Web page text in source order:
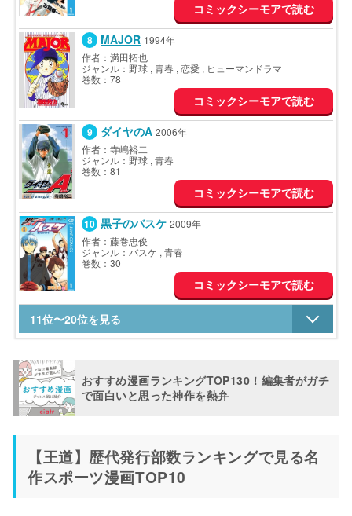
コミックシーモアで読む
MAJOR 1994年
作者：満田拓也
ジャンル：野球 , 青春 , 恋愛 , ヒューマンドラマ
巻数：78
コミックシーモアで読む
ダイヤのA 2006年
作者：寺嶋裕二
ジャンル：野球 , 青春
巻数：81
コミックシーモアで読む
黒子のバスケ 2009年
作者：藤巻忠俊
ジャンル：バスケ , 青春
巻数：30
コミックシーモアで読む
11位〜20位を見る
ジャンル：バスケ , 青春 , ヒューマンドラマ
巻数：31
作者：あだち充
ジャンル：高校野球 , ラブコメ
巻数：26
ジャンル：恋愛 , バドミントン , バスケ
巻数：13
作者：日向武史
ジャンル：バスケ , 青春 , ヒューマンドラマ
巻数：50
ジャンル：サッカー
巻数：27
作者：みかわ絵子
ジャンル：野球 , 学園コメディ
巻数：17
ジャンル：サッカー , 青春 , ヒューマンドラマ
巻数：33
作者：稲垣理一郎 , 村田雄介
ジャンル：アメフト , 青春 , ヒューマンドラマ
巻数：37
おすすめ漫画ランキングTOP130！編集者がガチ
で面白いと思った神作を熱弁
【王道】歴代発行部数ランキングで見る名
作スポーツ漫画TOP10